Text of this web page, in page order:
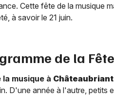
Cette fête de la musique
à savoir le 21 juin.
de la
la musique à Châteaubriant
D'une année à l'autre, petits